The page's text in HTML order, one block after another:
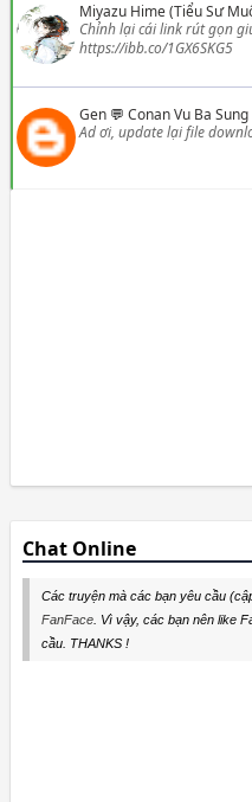
Miyazu Hime (Tiểu Sư
Chỉnh lại cái link rút gọn
https://ibb.co/1GX6SKG5
Gen💬 Conan Vu Ba
Ad ơi, update lại file
Chat Online
Các truyện mà các bạn yêu cầu
FanFace. Vì vậy, các bạn nên like
cầu. THANKS !